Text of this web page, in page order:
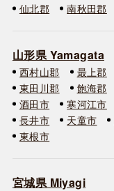
仙北郡
南秋田郡
山形県 Yamagata
西村山郡 最上郡
東田川郡
飽海郡
酒田市
寒河江市
長井市
天童市
東根市
宮城県 Miyagi